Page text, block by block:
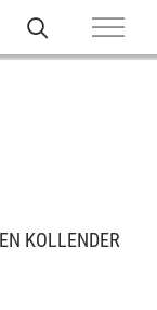
KOLLENDER